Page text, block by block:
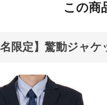
この商
限定】驚動ジャケ